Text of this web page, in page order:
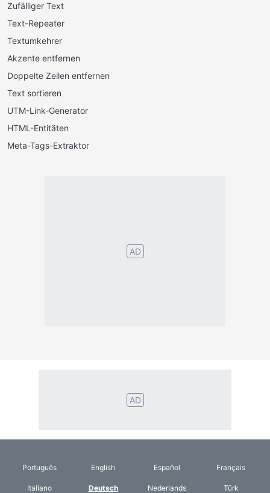
Zufälliger Text
Text-Repeater
Textumkehrer
Akzente entfernen
Doppelte Zeilen entfernen
Text sortieren
UTM-Link-Generator
HTML-Entitäten
Meta-Tags-Extraktor